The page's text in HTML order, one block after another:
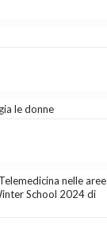
le donne
nelle aree
School 2024 di